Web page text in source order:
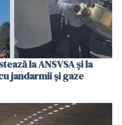
la ANSVSA și la
jandarmii și gaze